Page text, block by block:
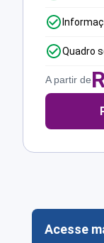
Quadro
A partir de
Acesse